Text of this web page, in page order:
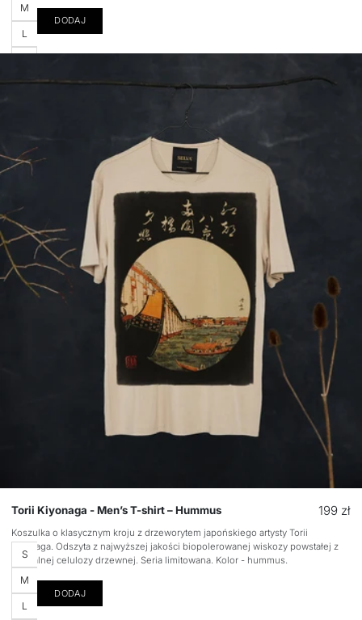
M
L
DODAJ
Torii Kiyonaga - Men’s T-shirt – Hummus
Cena
199 zł
Koszulka o klasycznym kroju z drzeworytem japońskiego artysty Torii
Kiyonaga. Odszyta z najwyższej jakości biopolerowanej wiskozy powstałej z
naturalnej celulozy drzewnej. Seria limitowana. Kolor - hummus.
Rozmiar
S
M
L
DODAJ